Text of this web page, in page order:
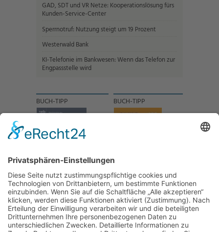
GAD, SDT und VR Netze: Kooperationslösung fürs
Kunden-Service-Center
Sperrnotruf: Nutzung steigt um 19 Prozent
Westerwald Bank
KI-Telefonie im Bankwesen: Wenn das Telefon zur
Engpassstelle wird
BUCH-TIPP BUCH-TIPP